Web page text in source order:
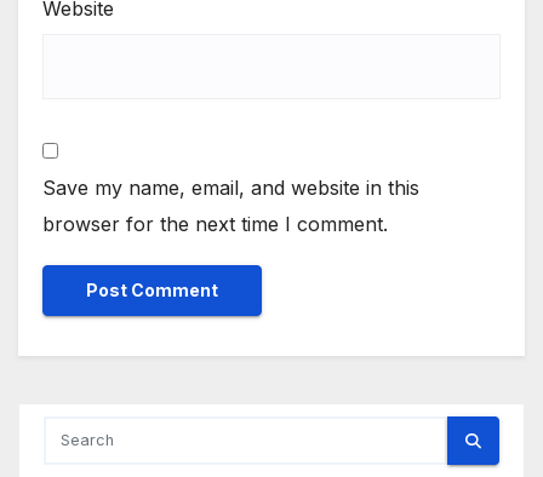
Website
Save my name, email, and website in this
browser for the next time I comment.